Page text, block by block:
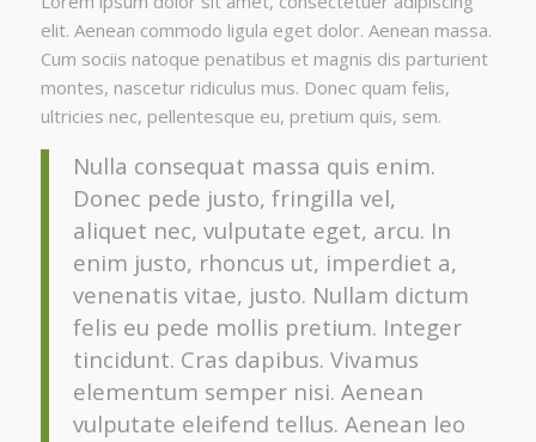
elit. Aenean commodo ligula eget dolor. Aenean massa.
Cum sociis natoque penatibus et magnis dis parturient
montes, nascetur ridiculus mus. Donec quam felis,
ultricies nec, pellentesque eu, pretium quis, sem.
Nulla consequat massa quis enim.
Donec pede justo, fringilla vel,
aliquet nec, vulputate eget, arcu. In
enim justo, rhoncus ut, imperdiet a,
venenatis vitae, justo. Nullam dictum
felis eu pede mollis pretium. Integer
tincidunt. Cras dapibus. Vivamus
elementum semper nisi. Aenean
vulputate eleifend tellus. Aenean leo